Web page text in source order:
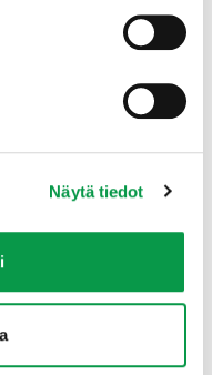
Näytä tiedot
riippumaton.”
onnistuneet siinä
taloudellista
toimija.”